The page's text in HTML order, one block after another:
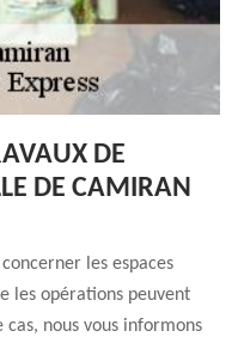
DE
DE CAMIRAN
les espaces
les opérations peuvent
nous vous informons